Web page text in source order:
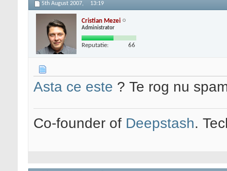
5th August 2007, 13:19
Cristian Mezei
Administrator
Reputatie: 66
Asta ce este ? Te rog nu
Co-founder of Deepstash.